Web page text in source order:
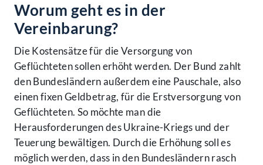
Worum geht es in der
Vereinbarung?
Die Kostensätze für die Versorgung von
Geflüchteten sollen erhöht werden. Der Bund zahlt
den Bundesländern außerdem eine Pauschale, also
einen fixen Geldbetrag, für die Erstversorgung von
Geflüchteten. So möchte man die
Herausforderungen des Ukraine-Kriegs und der
Teuerung bewältigen. Durch die Erhöhung soll es
möglich werden, dass in den Bundesländern rasch